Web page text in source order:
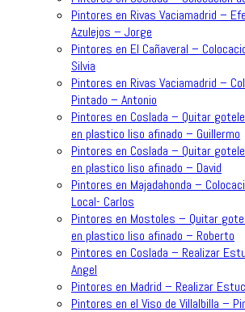
Pintores en Rivas Vaciamadrid –
Azulejos – Jorge
Pintores en El Cañaveral –
Silvia
Pintores en Rivas Vaciamadrid –
Pintado – Antonio
Pintores en Coslada – Quitar
en plastico liso afinado – Guillermo
Pintores en Coslada – Quitar
en plastico liso afinado – David
Pintores en Majadahonda –
Local- Carlos
Pintores en Mostoles – Quitar
en plastico liso afinado – Roberto
Pintores en Coslada – Realizar
Angel
Pintores en Madrid – Realizar
Pintores en el Viso de Villalbilla –